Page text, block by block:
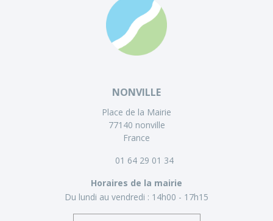
NONVILLE
Place de la Mairie
77140 nonville
France
01 64 29 01 34
Horaires de la mairie
Du lundi au vendredi : 14h00 - 17h15